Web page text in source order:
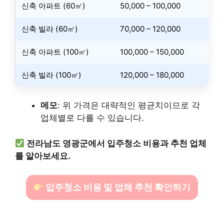
신축 아파트 (60㎡) 50,000 – 100,000
신축 빌라 (60㎡) 70,000 – 120,000
신축 아파트 (100㎡) 100,000 – 150,000
신축 빌라 (100㎡) 120,000 – 180,000
메모: 위 가격은 대략적인 평균치이므로 각
업체별로 다를 수 있습니다.
전라남도 영광군에서 입주청소 비용과 추천 업체
를 알아보세요.
입주청소 비용 및 업체 추천 확인하기